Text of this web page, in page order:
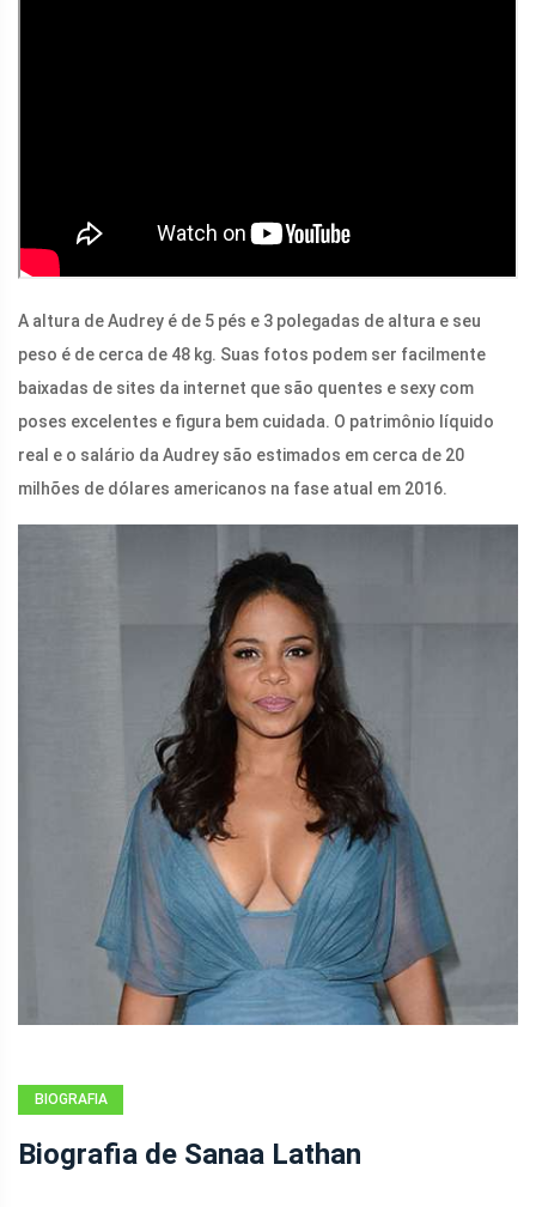
A altura de Audrey é de 5 pés e 3 polegadas de altura e seu
peso é de cerca de 48 kg. Suas fotos podem ser facilmente
baixadas de sites da internet que são quentes e sexy com
poses excelentes e figura bem cuidada. O patrimônio líquido
real e o salário da Audrey são estimados em cerca de 20
milhões de dólares americanos na fase atual em 2016.
BIOGRAFIA
Biografia de Sanaa Lathan